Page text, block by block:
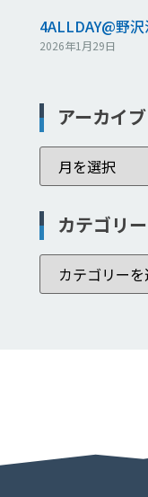
4ALLDAY@野
2026年1月29日
アーカイブ
カテゴリー